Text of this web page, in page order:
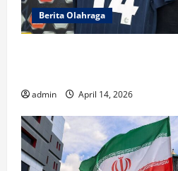
Berita Olahraga
admin April 14, 2026